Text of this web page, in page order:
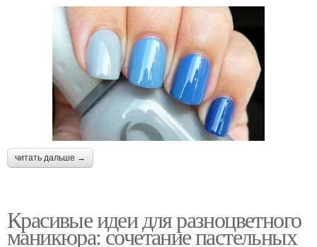
читать дальше →
Красивые идеи для разноцветного
маникюра: сочетание пастельных